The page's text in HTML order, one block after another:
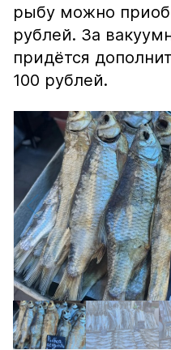
рыбу можно
рублей. За
придётся
100 рублей.